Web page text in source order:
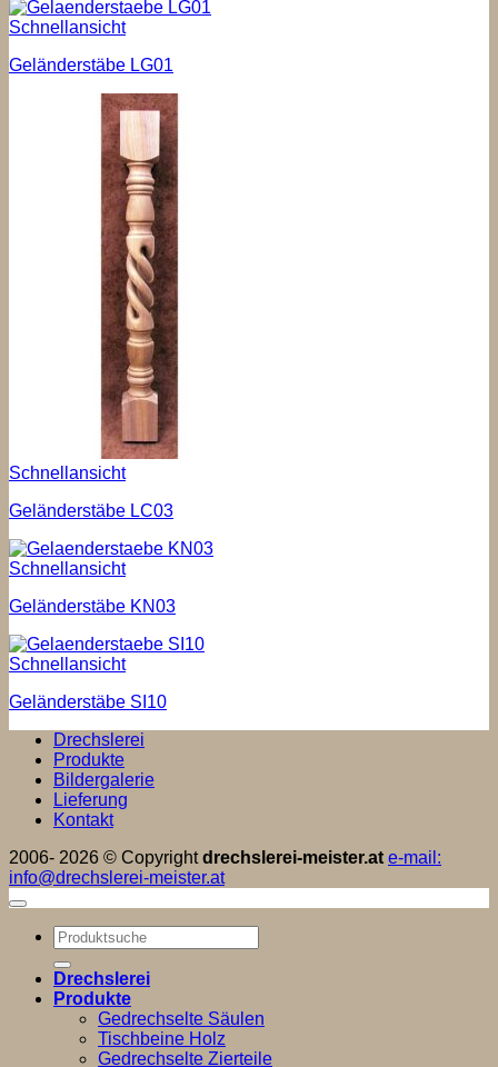
Schnellansicht
Geländerstäbe LG01
Schnellansicht
Geländerstäbe LC03
Schnellansicht
Geländerstäbe KN03
Schnellansicht
Geländerstäbe SI10
Drechslerei
Produkte
Bildergalerie
Lieferung
Kontakt
2006- 2026 © Copyrightdrechslerei-meister.at e-mail:
info@drechslerei-meister.at
Suchen
nach:
Drechslerei
Produkte
Gedrechselte Säulen
Tischbeine Holz
Gedrechselte Zierteile